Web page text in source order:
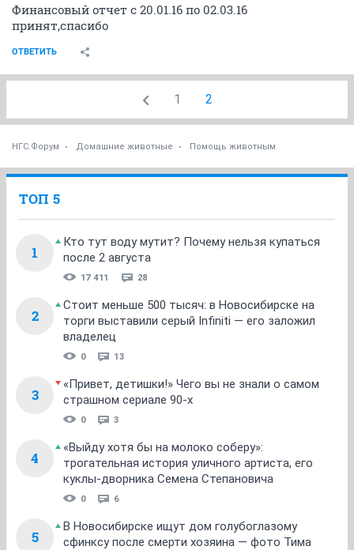
Финансовый отчет с 20.01.16 по 02.03.16
принят,спасибо
ОТВЕТИТЬ
1 2
НГС.Форум Домашние животные Помощь животным
ТОП 5
1
Кто тут воду мутит? Почему нельзя купаться
после 2 августа
17 411 28
2
Стоит меньше 500 тысяч: в Новосибирске на
торги выставили серый Infiniti — его заложил
владелец
0 13
3
«Привет, детишки!» Чего вы не знали о самом
страшном сериале 90-х
0 3
4
«Выйду хотя бы на молоко соберу»:
трогательная история уличного артиста, его
куклы-дворника Семена Степановича
0 6
5
В Новосибирске ищут дом голубоглазому
сфинксу после смерти хозяина — фото Тима